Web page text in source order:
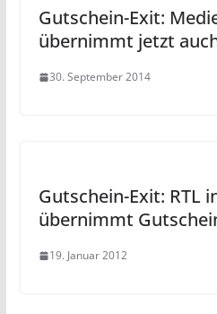
Gutschein-Exit:
übernimmt jetzt auch
30. September 2014
Gutschein-Exit: RTL
übernimmt
19. Januar 2012